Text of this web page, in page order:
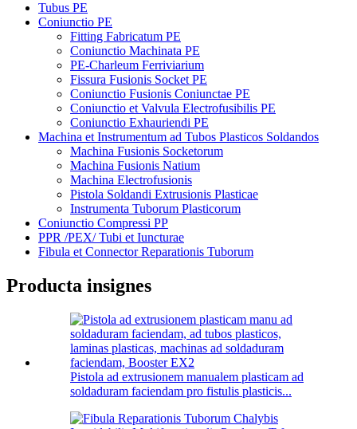
Tubus PE
Coniunctio PE
Fitting Fabricatum PE
Coniunctio Machinata PE
PE-Charleum Ferriviarium
Fissura Fusionis Socket PE
Coniunctio Fusionis Coniunctae PE
Coniunctio et Valvula Electrofusibilis PE
Coniunctio Exhauriendi PE
Machina et Instrumentum ad Tubos Plasticos Soldandos
Machina Fusionis Socketorum
Machina Fusionis Natium
Machina Electrofusionis
Pistola Soldandi Extrusionis Plasticae
Instrumenta Tuborum Plasticorum
Coniunctio Compressi PP
PPR /PEX/ Tubi et Iuncturae
Fibula et Connector Reparationis Tuborum
Producta insignes
Pistola ad extrusionem manualem plasticam ad
soldaduram faciendam pro fistulis plasticis...